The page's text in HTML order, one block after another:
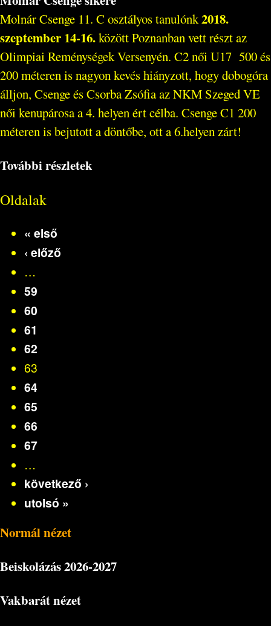
Molnár Csenge 11. C osztályos tanulónk2018.
szeptember 14-16.között Poznanban vett részt az
Olimpiai Reménységek Versenyén. C2 női U17 500 és
200 méteren is nagyon kevés hiányzott, hogy dobogóra
álljon, Csenge és Csorba Zsófia az NKM Szeged VE
női kenupárosa a 4. helyen ért célba. Csenge C1 200
méteren is bejutott a döntőbe, ott a 6.helyen zárt!
További részletek
Oldalak
« első
‹ előző
…
59
60
61
62
63
64
65
66
67
…
következő ›
utolsó »
Normál nézet
Beiskolázás2026-2027
Vakbarát nézet